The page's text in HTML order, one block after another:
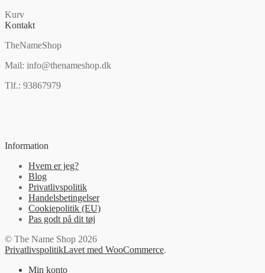
Kurv
Kontakt
TheNameShop
Mail: info@thenameshop.dk
Tlf.: 93867979
Information
Hvem er jeg?
Blog
Privatlivspolitik
Handelsbetingelser
Cookiepolitik (EU)
Pas godt på dit tøj
© The Name Shop 2026
PrivatlivspolitikLavet med WooCommerce.
Min konto